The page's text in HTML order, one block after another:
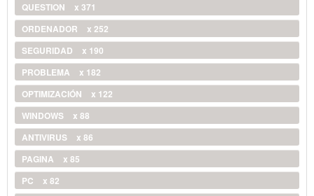
QUESTION
x 371
ORDENADOR
x 252
SEGURIDAD
x 190
PROBLEMA
x 182
OPTIMIZACIÓN
x 122
WINDOWS
x 88
ANTIVIRUS
x 86
PAGINA
x 85
PC
x 82